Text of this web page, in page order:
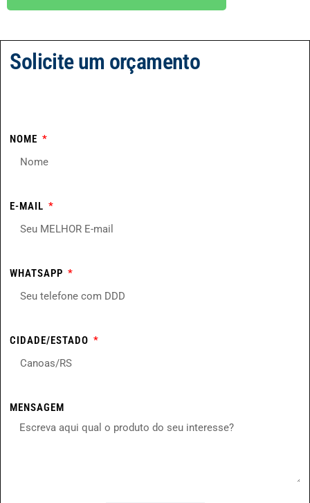
Solicite um orçamento
NOME
E-MAIL
WHATSAPP
CIDADE/ESTADO
MENSAGEM